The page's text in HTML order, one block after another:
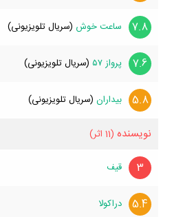
7.8 ساعت خوش (سریال تلویزیونی)
7.6 پرواز ۵۷ (سریال تلویزیونی)
5.8 بیداران (سریال تلویزیونی)
نویسنده (11 اثر)
3 قیف
5.4 دراکولا